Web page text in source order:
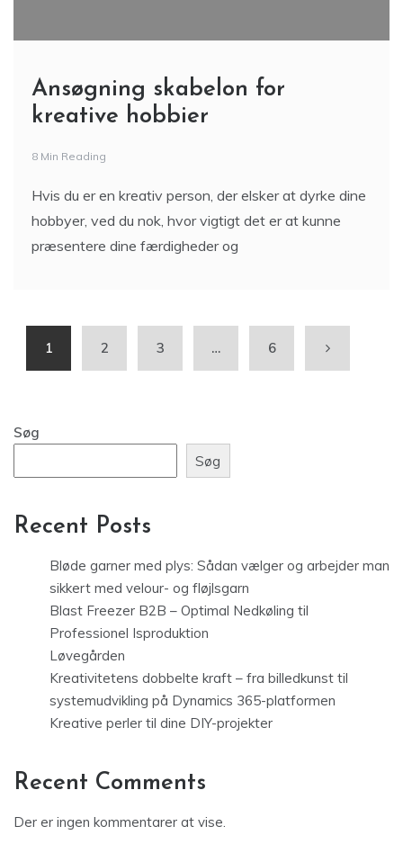
Ansøgning skabelon for
kreative hobbier
8 Min Reading
Hvis du er en kreativ person, der elsker at dyrke dine
hobbyer, ved du nok, hvor vigtigt det er at kunne
præsentere dine færdigheder og
1 2 3 … 6
Søg
Søg
Recent Posts
Bløde garner med plys: Sådan vælger og arbejder man
sikkert med velour- og fløjlsgarn
Blast Freezer B2B – Optimal Nedkøling til
Professionel Isproduktion
Løvegården
Kreativitetens dobbelte kraft – fra billedkunst til
systemudvikling på Dynamics 365-platformen
Kreative perler til dine DIY-projekter
Recent Comments
Der er ingen kommentarer at vise.